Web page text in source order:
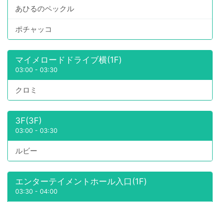
あひるのペックル
ポチャッコ
マイメロードドライブ横(1F)
03:00 - 03:30
クロミ
3F(3F)
03:00 - 03:30
ルビー
エンターテイメントホール入口(1F)
03:30 - 04:00